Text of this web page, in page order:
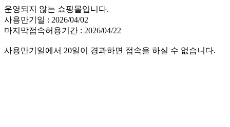
운영되지 않는 쇼핑몰입니다.
사용만기일 : 2026/04/02
마지막접속허용기간 : 2026/04/22
사용만기일에서 20일이 경과하면 접속을 하실 수 없습니다.